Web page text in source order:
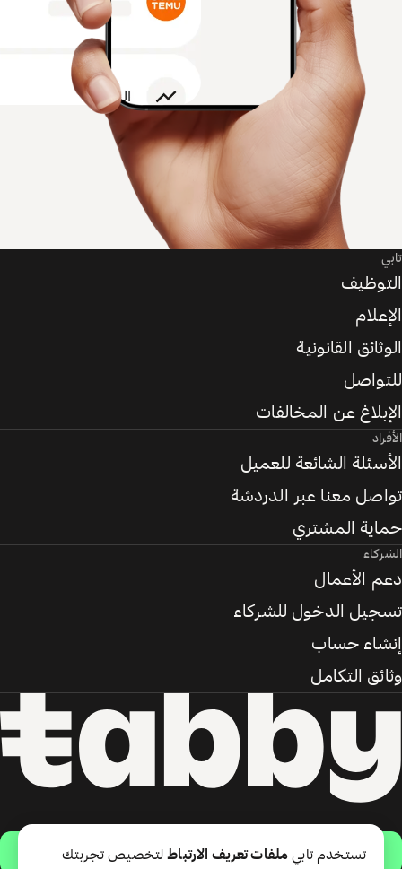
حمّل التطبيق
تابي
التوظيف
الإعلام
الوثائق القانونية
للتواصل
الإبلاغ عن المخالفات
الأفراد
الأسئلة الشائعة للعميل
تواصل معنا عبر الدردشة
حماية المشتري
الشركاء
دعم الأعمال
تسجيل الدخول للشركاء
إنشاء حساب
وثائق التكامل
تستخدم تابي ملفات تعريف الارتباطلتخصيص تجربتك